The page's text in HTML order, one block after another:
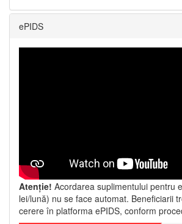
ePIDS
Atenție! Acordarea suplimentului pentru
lei/lună) nu se face automat. Beneficiarii
cerere în platforma ePIDS, conform